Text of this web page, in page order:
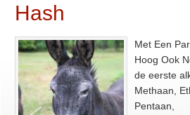
Hash
Met Een
Hoog Ook
de eerste
Methaan,
Pentaan,